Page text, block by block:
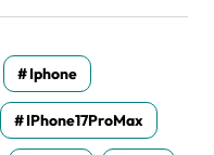
Iphone
IPhone17ProMax